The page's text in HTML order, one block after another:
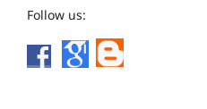
Follow us: